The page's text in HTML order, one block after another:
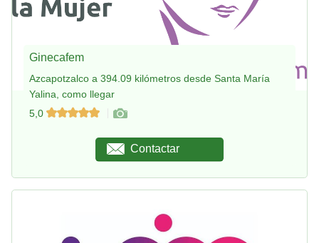
Ginecafem
Azcapotzalco a 394.09 kilómetros desde Santa María
Yalina, como llegar
5,0
Contactar